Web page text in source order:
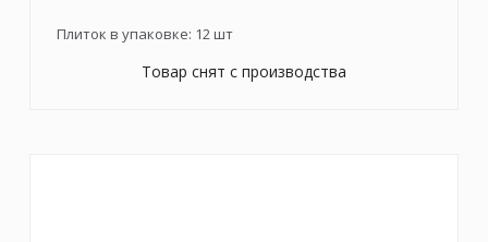
Плиток в упаковке: 12шт
Товар снят с производства